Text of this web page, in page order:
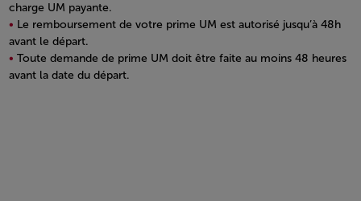
charge UM payante.
Le remboursement de votre prime UM est autorisé jusqu’à 48h
avant le départ.
Toute demande de prime UM doit être faite au moins 48 heures
avant la date du départ.